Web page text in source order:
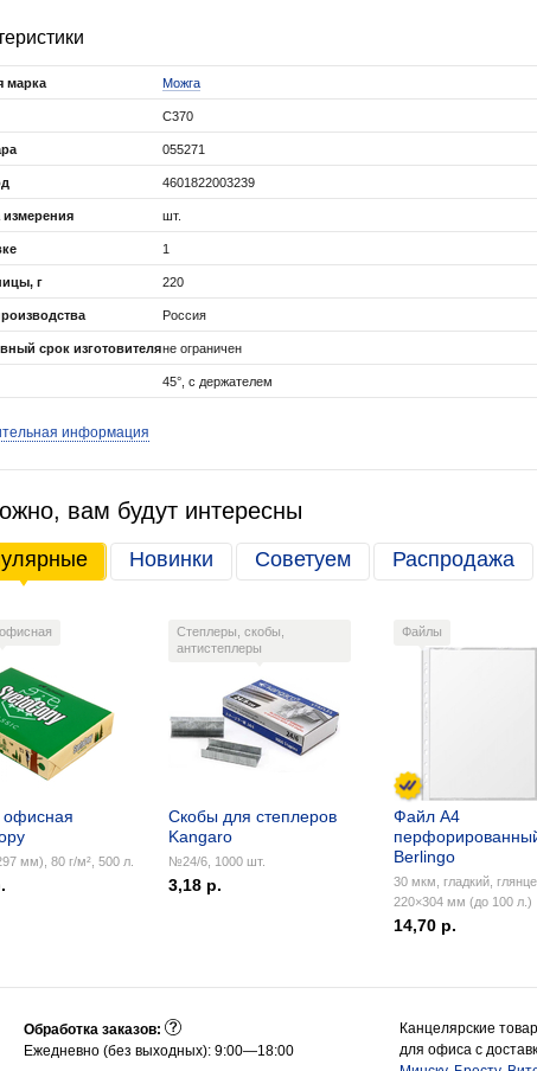
марка Можга
С370
055271
4601822003239
шт.
1
г 220
Россия
срок изготовителяне ограничен
45°, с держателем
информация
вам будут интересны
Новинки Советуем Распродажа
офисная
мм), 80 г/м², 500 л.
Степлеры, скобы,
антистеплеры
Скобы для степлеров
Kangaro
№24/6, 1000 шт.
3,18 р.
Файлы
Файл А4
Berlingo
30 мкм, гладкий,
220×304 мм (до 100 л.)
14,70 р.
Обработка заказов:
Ежедневно (без выходных): 9:00—18:00
Канцелярские
для офиса с